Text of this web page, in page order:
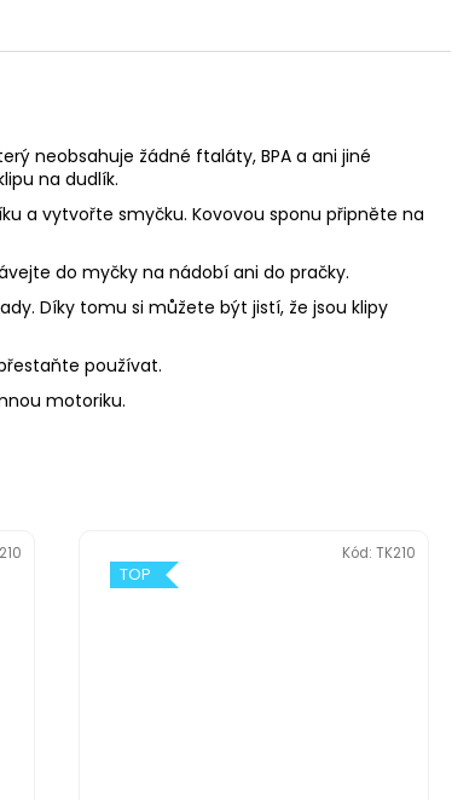
neobsahuje žádné ftaláty, BPA a ani jiné
na dudlík.
a vytvořte smyčku. Kovovou sponu připněte na
do myčky na nádobí ani do pračky.
Díky tomu si můžete být jistí, že jsou klipy
používat.
motoriku.
TOP
Kód: TK210